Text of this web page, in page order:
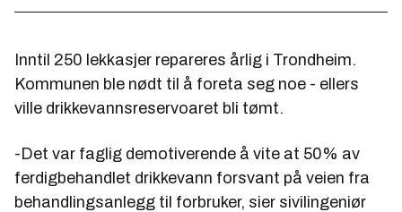
Inntil 250 lekkasjer repareres årlig i Trondheim.
Kommunen ble nødt til å foreta seg noe - ellers
ville drikkevannsreservoaret bli tømt.
-Det var faglig demotiverende å vite at 50% av
ferdigbehandlet drikkevann forsvant på veien fra
behandlingsanlegg til forbruker, sier sivilingeniør